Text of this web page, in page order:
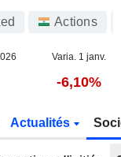
Actions
Varia. 1 janv.
-6,10%
Actualités